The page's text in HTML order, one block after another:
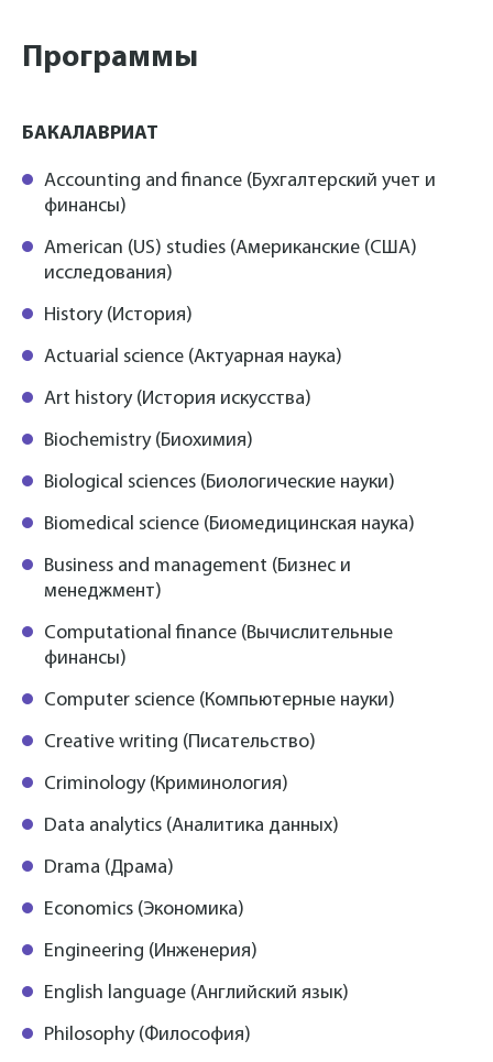
Программы
БАКАЛАВРИАТ
Accounting and finance (Бухгалтерский учет и
финансы)
American (US) studies (Американские (США)
исследования)
History (История)
Actuarial science (Актуарная наука)
Art history (История искусства)
Biochemistry (Биохимия)
Biological sciences (Биологические науки)
Biomedical science (Биомедицинская наука)
Business and management (Бизнес и
менеджмент)
Computational finance (Вычислительные
финансы)
Computer science (Компьютерные науки)
Creative writing (Писательство)
Criminology (Криминология)
Data analytics (Аналитика данных)
Drama (Драма)
Economics (Экономика)
Engineering (Инженерия)
English language (Английский язык)
Philosophy (Философия)